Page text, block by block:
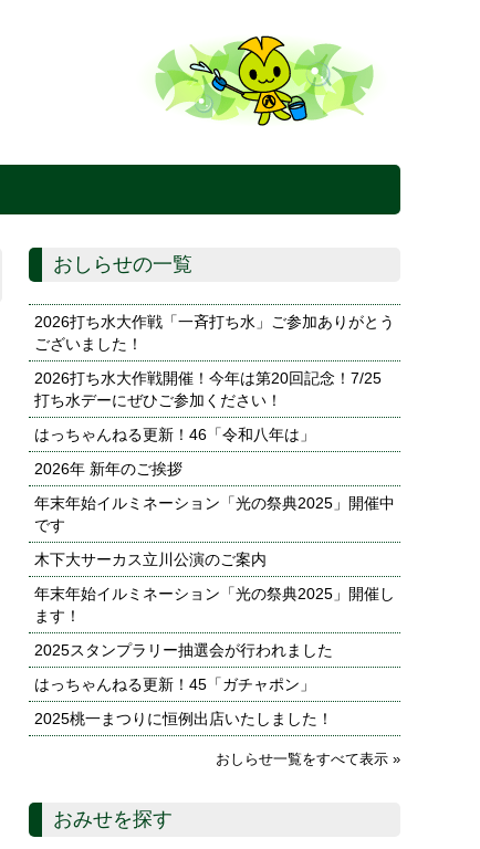
おしらせの一覧
2026打ち水大作戦「一斉打ち水」ご参加ありがとう
ございました！
2026打ち水大作戦開催！今年は第20回記念！7/25
打ち水デーにぜひご参加ください！
はっちゃんねる更新！46「令和八年は」
2026年 新年のご挨拶
年末年始イルミネーション「光の祭典2025」開催中
です
木下大サーカス立川公演のご案内
年末年始イルミネーション「光の祭典2025」開催し
ます！
2025スタンプラリー抽選会が行われました
はっちゃんねる更新！45「ガチャポン」
2025桃一まつりに恒例出店いたしました！
おしらせ一覧をすべて表示 »
おみせを探す